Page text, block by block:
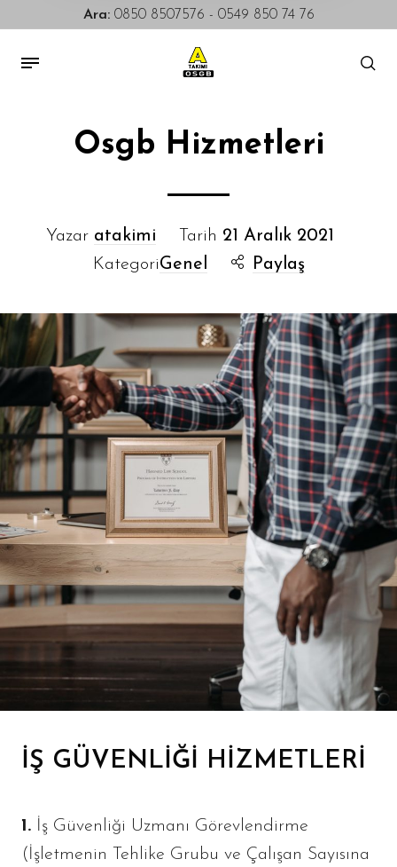
Ara:0850 8507576 - 0549 850 74 76
Osgb Hizmetleri
Yazar atakimi Tarih 21 Aralık 2021
KategoriGenel Paylaş
İŞ GÜVENLİĞİ HİZMETLERİ
1. İş Güvenliği Uzmanı Görevlendirme
(İşletmenin Tehlike Grubu ve Çalışan Sayısına